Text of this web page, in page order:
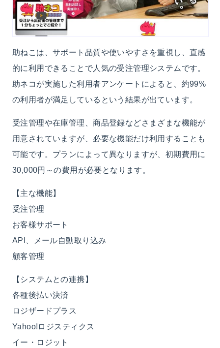
助ねこは、サポート品質や使いやすさを重視し、直感
的に利用できることで人気の受注管理システムです。
助ネコが実施した利用者アンケートによると、約99%
の利用者が満足しているという結果が出ています。
受注管理や在庫管理、商品登録などさまざまな機能が
用意されていますが、必要な機能だけ利用することも
可能です。プランによって異なりますが、初期費用に
30,000円～の費用が必要となります。
【主な機能】
受注管理
お客様サポート
API、メール自動取り込み
顧客管理
【システムとの連携】
各種後払い決済
ロジザードプラス
Yahoo!ロジスティクス
イー・ロジット